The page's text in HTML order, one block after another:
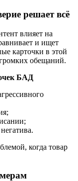
решает всё
влияет на
и ищет
карточки в этой
обещаний.
БАД
когда товар